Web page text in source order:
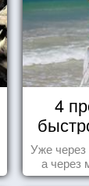
4
Уже
а через